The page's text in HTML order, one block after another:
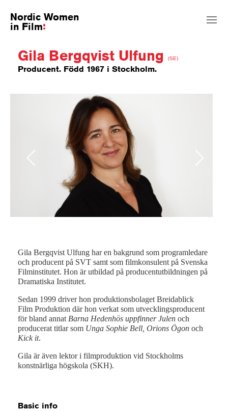
Nordic Women
in Film
Gila Bergqvist Ulfung (SE)
Producent. Född 1967 i Stockholm.
Previous
Gila Bergqvist Ulfung har en bakgrund som programledare
och producent på SVT samt som filmkonsulent på Svenska
Filminstitutet. Hon är utbildad på producentutbildningen på
Dramatiska Institutet.
Sedan 1999 driver hon produktionsbolaget Breidablick
Film Produktion där hon verkat som utvecklingsproducent
för bland annat Barna Hedenhös uppfinner Julen och
producerat titlar som Unga Sophie Bell, Orions Ögon och
Kick it.
Gila är även lektor i filmproduktion vid Stockholms
konstnärliga högskola (SKH).
Basic info